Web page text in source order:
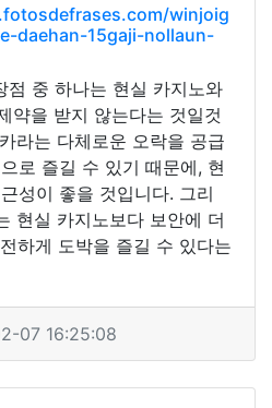
winjoig
daehan-15gaji-nollaun-
점 중 하나는 현실 카지노와
약을 받지 않는다는 것일것
라는 다체로운 오락을 공급
로 즐길 수 있기 때문에, 현
성이 좋을 것입니다. 그리
현실 카지노보다 보안에 더
하게 도박을 즐길 수 있다는
07 16:25:08